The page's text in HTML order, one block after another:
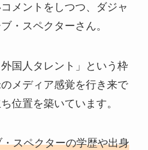
メントをしつつ、ダジャ
・スペクターさん。
国人タレント」という枠
メディア感覚を行き来で
位置を築いています。
スペクターの学歴や出身